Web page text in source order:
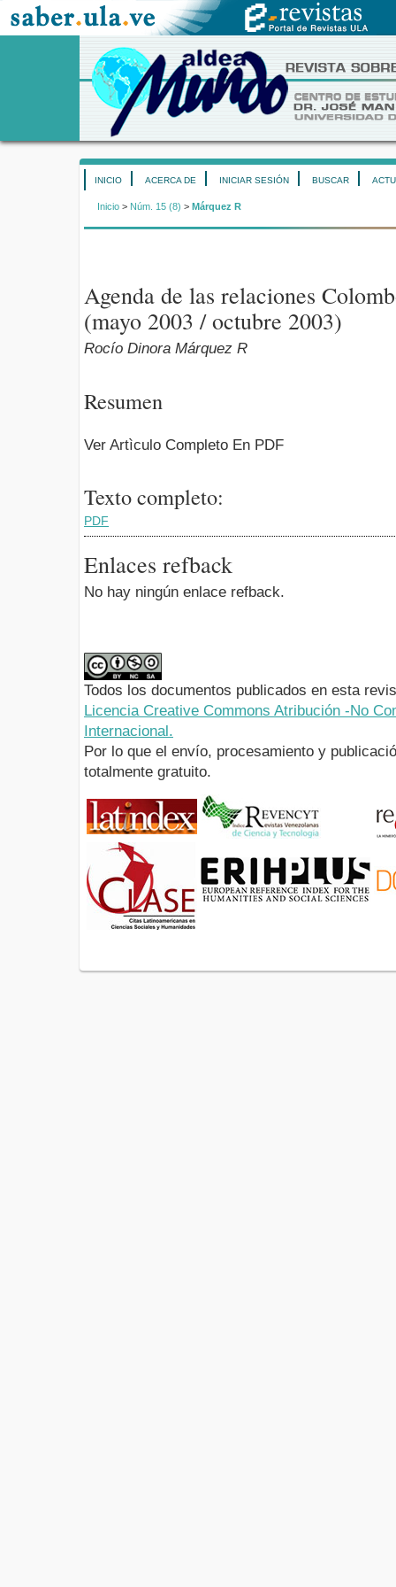
INICIO ACERCA DE INICIAR SESIÓN BUSCAR
Inicio > Núm. 15 (8) > Márquez R
Agenda de las relaciones
(mayo 2003 / octubre 2003)
Rocío Dinora Márquez R
Resumen
Ver Artìculo Completo En PDF
Texto completo:
PDF
Enlaces refback
No hay ningún enlace refback.
Todos los documentos publicados en esta
Licencia Creative Commons Atribución -No
Internacional.
Por lo que el envío, procesamiento y
totalmente gratuito.